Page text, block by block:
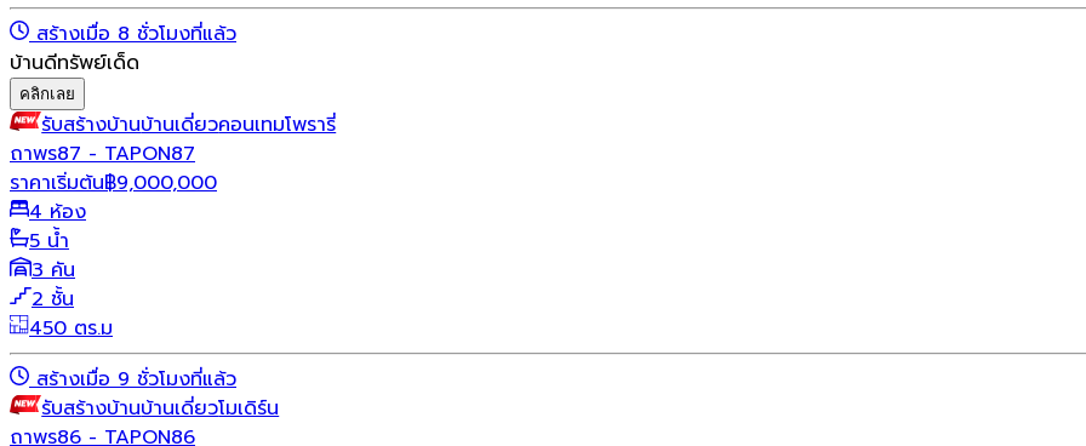
สร้างเมื่อ 8 ชั่วโมงที่แล้ว
บ้านดีทรัพย์เด็ด
คลิกเลย
รับสร้างบ้านบ้านเดี่ยวคอนเทมโพรารี่
ถาพร87 - TAPON87
ราคาเริ่มต้น฿9,000,000
4 ห้อง
5 น้ำ
3 คัน
2 ชั้น
450 ตร.ม
สร้างเมื่อ 9 ชั่วโมงที่แล้ว
รับสร้างบ้านบ้านเดี่ยวโมเดิร์น
ถาพร86 - TAPON86